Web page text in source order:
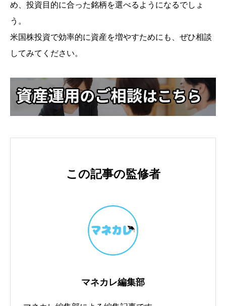
め、投資目的に合った銘柄を選べるようになるでしょ
う。
米国株投資で効率的に資産を増やすためにも、ぜひ相談
してみてください。
この記事の監修者
マネカレ編集部